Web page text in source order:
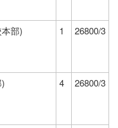
部) 1 26800/3
4 26800/3